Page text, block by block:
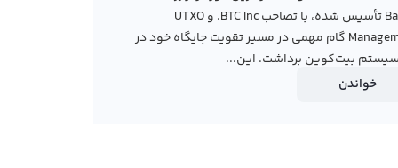
Bailey تأسیس شده، با تصاحب BTC Inc. و UTXO
Management گام مهمی در مسیر تقویت جایگاه خود در
بیت‌کوین برداشت. این...
خواندن